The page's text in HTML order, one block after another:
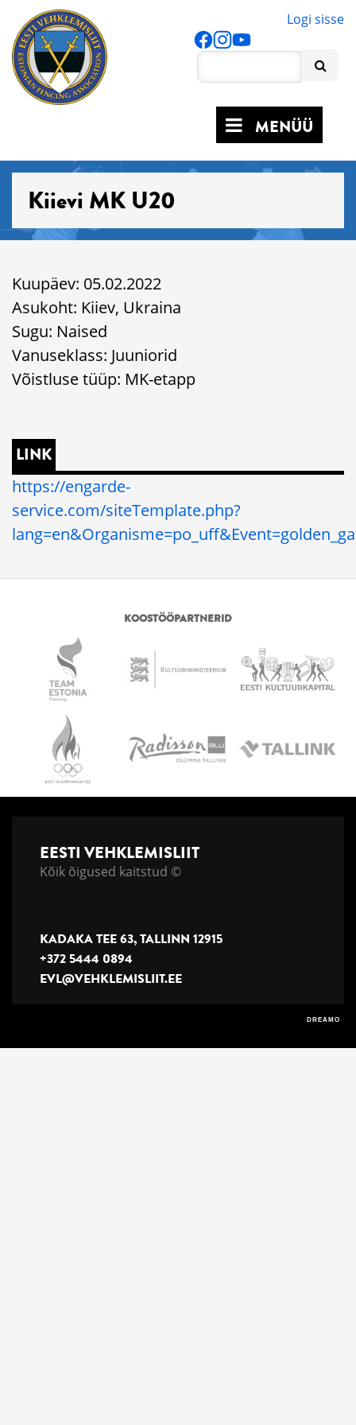
Logi sisse
MENÜÜ
Kiievi MK U20
Kuupäev: 05.02.2022
Asukoht: Kiiev, Ukraina
Sugu: Naised
Vanuseklass: Juuniorid
Võistluse tüüp: MK-etapp
LINK
https://engarde-
service.com/siteTemplate.php?
KOOSTÖÖPARTNERID
EESTI VEHKLEMISLIIT
Kõik õigused kaitstud ©
KADAKA TEE 63, TALLINN 12915
+372 5444 0894
EVL@VEHKLEMISLIIT.EE
DREAMO